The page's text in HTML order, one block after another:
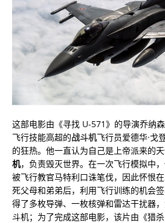
这部电影由《寻找 U-571》的导演乔纳
飞行技能高超的战斗机飞行员爱德华·戈
的狂热。他一直认为自己是上帝派来的
机，负责毁灭世界。在一次飞行模拟中
被飞行教官马特利口诛笔伐，因此怀恨
死父母和弟弟后，利用飞行训练的机会
得了多枚导弹、一枚核弹和雷达干扰器
斗机；为了完成这部电影，该片由《猎